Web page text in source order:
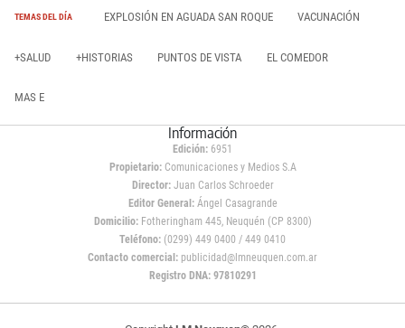
TEMAS DEL DÍA EXPLOSIÓN EN AGUADA SAN ROQUE VACUNACIÓN
+SALUD +HISTORIAS PUNTOS DE VISTA EL COMEDOR
MAS E
Información
Edición: 6951
Propietario:Comunicaciones y Medios S.A
Director: Juan Carlos Schroeder
Editor General:Ángel Casagrande
Domicilio:Fotheringham 445, Neuquén (CP 8300)
Teléfono: (0299) 449 0400 / 449 0410
Contacto comercial: publicidad@lmneuquen.com.ar
Registro DNA: 97810291